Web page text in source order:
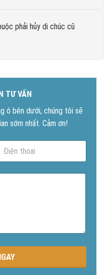
phải hủy di chúc cũ
TƯ VẤN
ô bên dưới, chúng tôi sẽ
sớm nhất. Cảm ơn!